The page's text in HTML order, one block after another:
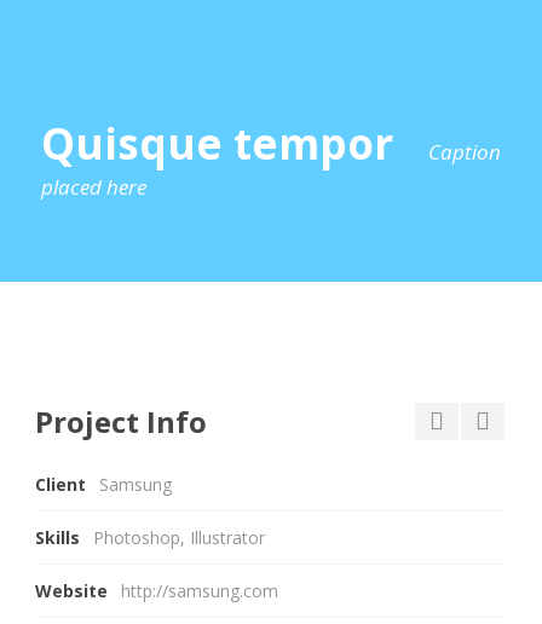
Quisque tempor
Caption
placed here
Project Info
Client Samsung
Skills Photoshop, Illustrator
Website http://samsung.com